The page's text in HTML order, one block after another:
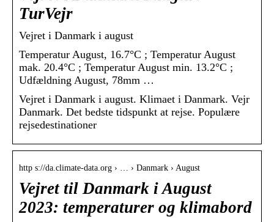
TurVejr
Vejret i Danmark i august
Temperatur August, 16.7°C ; Temperatur August
mak. 20.4°C ; Temperatur August min. 13.2°C ;
Udfældning August, 78mm …
Vejret i Danmark i august. Klimaet i Danmark. Vejr
Danmark. Det bedste tidspunkt at rejse. Populære
rejsedestinationer
http s://da.climate-data.org › … › Danmark › August
Vejret til Danmark i August
2023: temperaturer og klimabord